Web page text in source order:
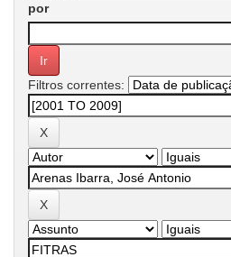
por
Filtros correntes: